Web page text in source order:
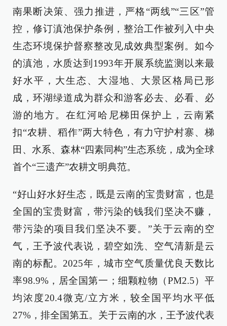
南果断决策、强力推进，严格“两线”“三区”管
控，修订滇池保护条例，整治工作被列入中央
生态环境保护督察整改见成效典型案例。如今
的滇池，水质达到1993年开展系统监测以来最
好水平，大生态、大湿地、大景区格局已形
成，环湖绿道成为群众和游客必去、必看、必
游的地方。在红河哈尼梯田保护上，云南紧
扣“农耕、稻作”两大特色，有力守护村寨、梯
田、水系、森林“四素同构”生态系统，成为全球
首个“三遗产”农耕文明典范。
“好山好水好生态，既是云南的宝贵财富，也是
全国的宝贵财富，带污染的钱我们坚决不赚，
带污染的项目我们坚决不要。”关于云南的空
气，王予波代表说，碧空如洗、空气清新是云
南的标配。2025年，城市空气质量优良天数比
率98.9%，居全国第一；细颗粒物（PM2.5）平
均浓度20.4微克/立方米，较全国平均水平低
27%，排全国第五。关于云南的水，王予波代表